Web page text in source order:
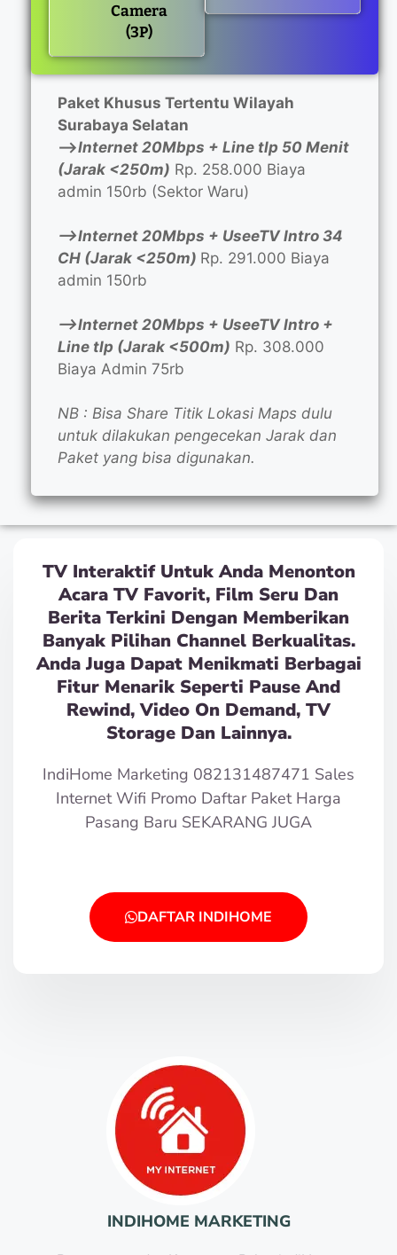
Camera
(3P)
Paket Khusus Tertentu Wilayah
Surabaya Selatan
—>Internet 20Mbps + Line tlp 50 Menit
(Jarak <250m) Rp. 258.000 Biaya
admin 150rb (Sektor Waru)
—>Internet 20Mbps + UseeTV Intro 34
CH (Jarak <250m) Rp. 291.000 Biaya
admin 150rb
—>Internet 20Mbps + UseeTV Intro +
Line tlp (Jarak <500m) Rp. 308.000
Biaya Admin 75rb
NB : Bisa Share Titik Lokasi Maps dulu
untuk dilakukan pengecekan Jarak dan
Paket yang bisa digunakan.
TV Interaktif Untuk Anda Menonton
Acara TV Favorit, Film Seru Dan
Berita Terkini Dengan Memberikan
Banyak Pilihan Channel Berkualitas.
Anda Juga Dapat Menikmati Berbagai
Fitur Menarik Seperti Pause And
Rewind, Video On Demand, TV
Storage Dan Lainnya.
IndiHome Marketing 082131487471 Sales
Internet Wifi Promo Daftar Paket Harga
Pasang Baru SEKARANG JUGA
DAFTAR INDIHOME
INDIHOME MARKETING